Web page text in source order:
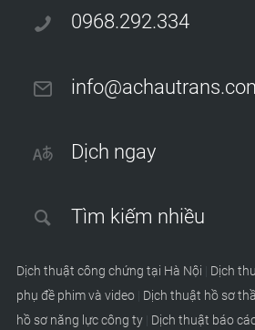
0968.292.334
Dịch ngay
Tìm kiếm nhiều
Dịch thuật công chứng tại Hà Nội Dịch
phụ đề phim và video| Dịch thuật hồ sơ
hồ sơ năng lực công ty| Dịch thuật báo